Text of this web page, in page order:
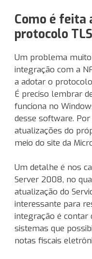
Como é feita
protocolo
Um problema
integração com a
a adotar o
É preciso lembrar
funciona no
desse software.
atualizações do
meio do site da
Um detalhe é nos
Server 2008, no
atualização do
interessante para
integração é contar
sistemas que
notas fiscais